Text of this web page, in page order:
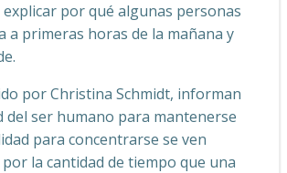
por qué algunas personas
a primeras horas de la mañana y
por Christina Schmidt, informan
del ser humano para mantenerse
para concentrarse se ven
la cantidad de tiempo que una